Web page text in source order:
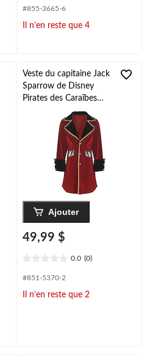
étoile(s)
5.
#855-3665-6
Il n’en reste que 4
Veste du capitaine Jack
Sparrow de Disney
Pirates des Caraïbes
pour adulte, rouge/noir,
taille universelle,
accessoire de costume
à porter pour
l'Halloween
Ajouter
49,99 $
0.0 (0)
étoile(s)
5.
#851-5370-2
Il n’en reste que 2